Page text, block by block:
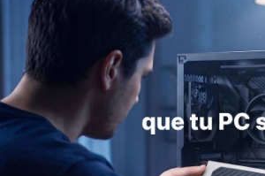
Sound BlasterX G1
39,99€